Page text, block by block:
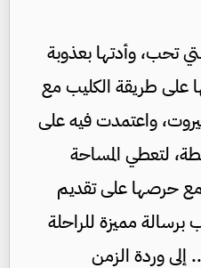
تحب، وأدتها بعذوبة
على طريقة الكليب مع
واعتمدت فيه على
لتعطي المساحة
مع حرصها على تقديم
مميزة للراحلة
إلى وردة الزمن